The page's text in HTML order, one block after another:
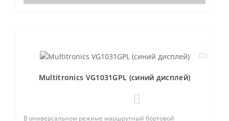
Multitronics VG1031GPL (синий дисплей)
В универсальном режиме маршрутный бортовой